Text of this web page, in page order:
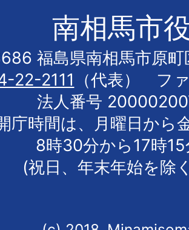
南相馬市
福島県南相馬市原町
22-2111
（代表） フ
法人番号
庁時間は、月曜日から
8時30分から17時
(祝日、年末年始を除